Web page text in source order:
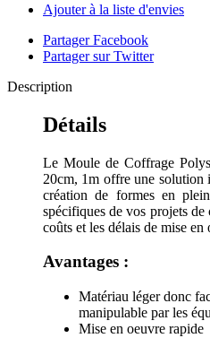
Ajouter à la liste d'envies
Partager Facebook
Partager sur Twitter
Description
Détails
Le Moule de Coffrage
20cm, 1m offre une solution
création de formes en
spécifiques de vos projets
coûts et les délais de mise
Avantages :
Matériau léger donc
manipulable par les
Mise en oeuvre rapide